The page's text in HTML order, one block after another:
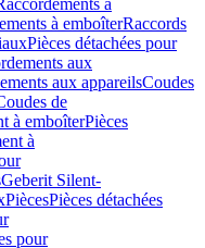
à
à emboîterRaccords
Pièces détachées pour
aux
aux appareilsCoudes
de
à emboîterPièces
à
Geberit Silent-
PiècesPièces détachées
pour